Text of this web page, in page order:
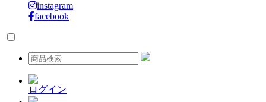
instagram
facebook
ログイン